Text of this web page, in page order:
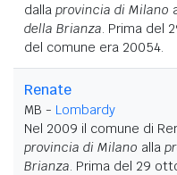
dalla provincia di Milano
della Brianza. Prima del
del comune era 20054.
Renate
MB - Lombardy
Nel 2009 il comune di
provincia di Milano alla
Brianza. Prima del 29